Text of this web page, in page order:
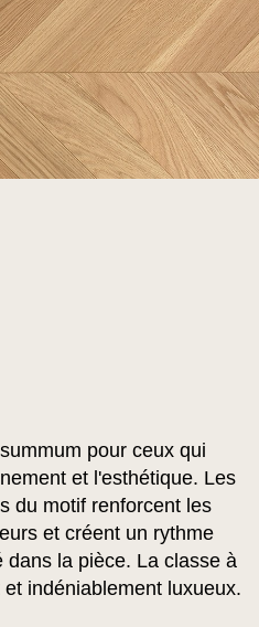
pour ceux qui
et l'esthétique. Les
du motif renforcent les
et créent un rythme
dans la pièce. La classe à
indéniablement luxueux.